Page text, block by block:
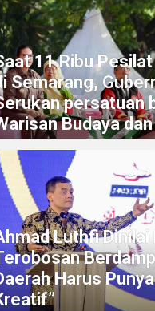
11 Ribu
Semarang,
persatuan
Budaya
Luthfi
Harus